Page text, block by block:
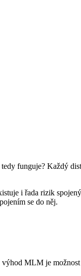
funguje? Každý
i řada‍ rizik⁢
se do ⁢něj.
MLM je